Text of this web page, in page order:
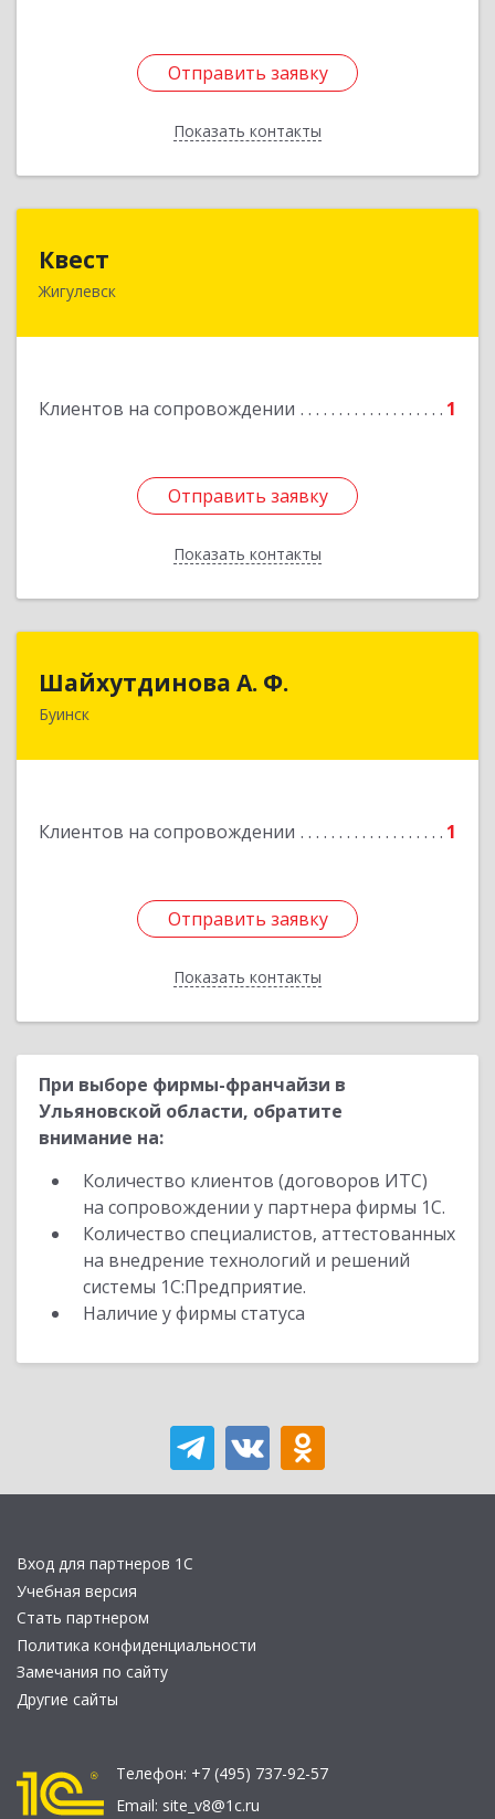
Отправить заявку
Показать контакты
Отправить заявку
Назад
Квест
Жигулевск
Клиентов на сопровождении 1
Отправить заявку
Показать контакты
445350, Самарская обл., Жигулевск, ул.Пушкина,
Отправить заявку
Назад
Шайхутдинова А. Ф.
Буинск
Клиентов на сопровождении 1
Отправить заявку
Показать контакты
Отправить заявку
Назад
При выборе фирмы-франчайзи в
Ульяновской области, обратите
внимание на:
Количество клиентов (договоров ИТС)
на сопровождении у партнера фирмы 1С.
Количество специалистов, аттестованных
на внедрение технологий и решений
системы 1С:Предприятие.
Наличие у фирмы статуса
Вход для партнеров 1С
Учебная версия
Стать партнером
Политика конфиденциальности
Замечания по сайту
Другие сайты
Телефон: +7 (495) 737-92-57
Email: site_v8@1c.ru